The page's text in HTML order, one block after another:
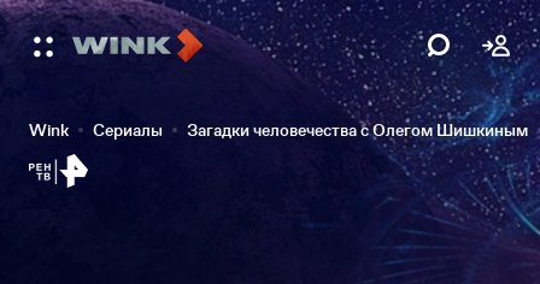
Wink Сериалы Загадки человечества с Олегом Шишкиным